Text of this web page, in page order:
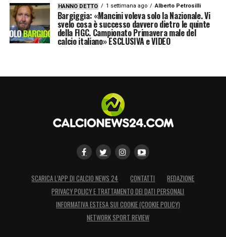
HANNO DETTO 1 settimana ago Alberto Petrosilli
Bargiggia: «Mancini voleva solo la Nazionale. Vi
svelo cosa è successo davvero dietro le quinte
della FIGC. Campionato Primavera male del
calcio italiano» ESCLUSIVA e VIDEO
SCARICA L’APP DI CALCIO NEWS 24 CONTATTI
REDAZIONE
PRIVACY POLICY E TRATTAMENTO DEI DATI PERSONALI
INFORMATIVA ESTESA SUI COOKIE (COOKIE POLICY)
NETWORK SPORT REVIEW